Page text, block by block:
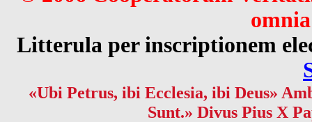
Litterula per inscriptionem
«Ubi Petrus, ibi Ecclesia, ibi Deus»
Sunt.» Divus Pius X